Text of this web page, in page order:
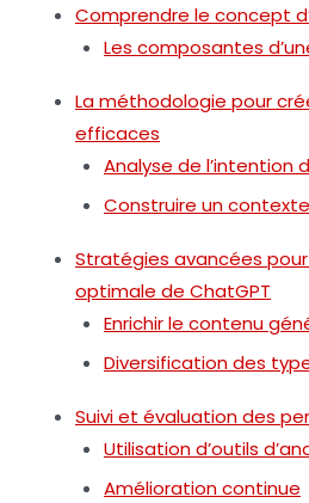
Comprendre le concept
Les composantes
La méthodologie pour
efficaces
Analyse de l’intention
Construire un
Stratégies avancées
optimale de ChatGPT
Enrichir le contenu
Diversification des
Suivi et évaluation des
Utilisation d’outils
Amélioration continue